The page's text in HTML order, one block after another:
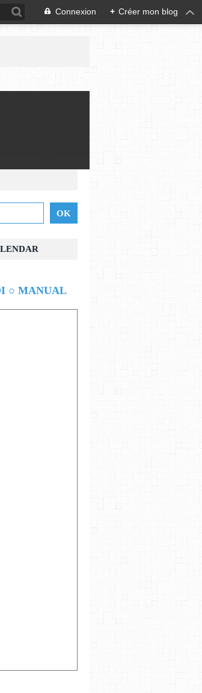
Connexion + Créer mon blog
○ MANUAL